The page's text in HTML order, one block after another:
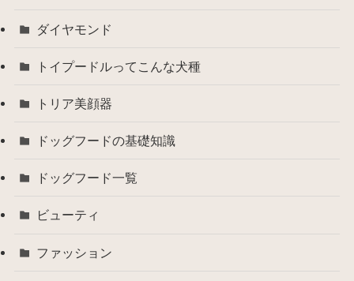
ダイヤモンド
トイプードルってこんな犬種
トリア美顔器
ドッグフードの基礎知識
ドッグフード一覧
ビューティ
ファッション